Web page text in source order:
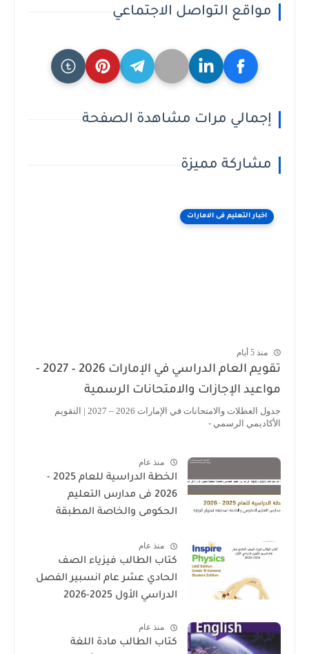
مواقع التواصل الاجتماعي
إجمالي مرات مشاهدة الصفحة
مشاركة مميزة
اخبار التعليم فى الامارات
منذ 5 أيام
تقويم العام الدراسي في الإمارات 2026 – 2027 -
مواعيد الإجازات والامتحانات الرسمية
جدول العطلات والامتحانات في الإمارات 2026 – 2027 | التقويم
الأكاديمي الرسمي -
منذ عام
الخطة الدراسية للعام 2025 -
2026 فى مدارس التعليم
الحكومى والخاصة المطبقة
منذ عام
كتاب الطالب فيزياء الصف
الحادي عشر عام انسبير الفصل
الدراسي الأول 2025-2026
منذ عام
كتاب الطالب مادة اللغة